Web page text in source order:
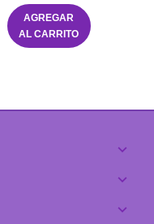
AGREGAR
AL CARRITO